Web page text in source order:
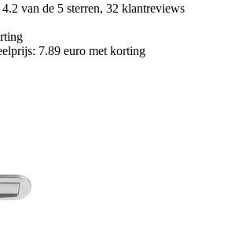
van de 5 sterren, 32 klantreviews
7.89 euro met korting